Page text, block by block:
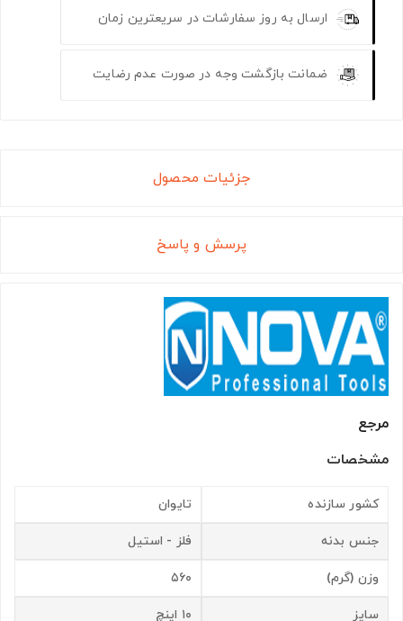
ارسال به روز سفارشات در سریعترین زمان
ضمانت بازگشت وجه در صورت عدم رضایت
جزئیات محصول
پرسش و پاسخ
مرجع
مشخصات
کشور سازنده تایوان
جنس بدنه فلز - استیل
وزن (گرم) ۵۶۰
سایز ۱۰ اینچ